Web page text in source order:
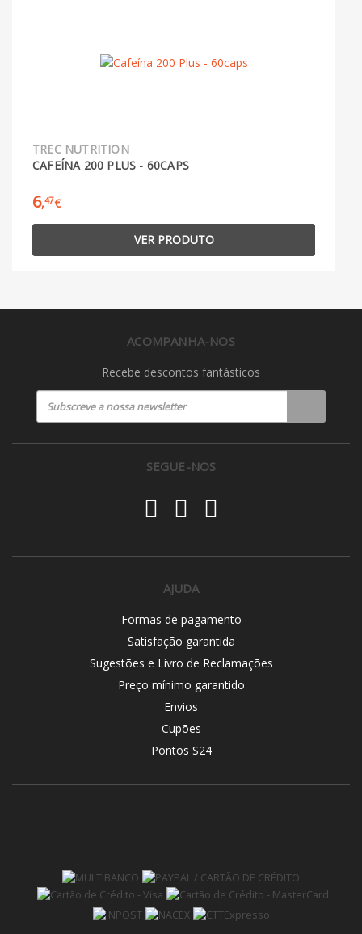
TREC NUTRITION
CAFEÍNA 200 PLUS - 60CAPS
6,47€
VER PRODUTO
ACOMPANHA-NOS
Recebe descontos fantásticos
SEGUE-NOS
AJUDA
Formas de pagamento
Satisfação garantida
Sugestões e Livro de Reclamações
Preço mínimo garantido
Envios
Cupões
Pontos S24